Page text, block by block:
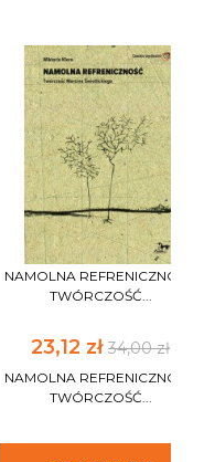
NAMOLNA REFRENICZNOŚĆ
TWÓRCZOŚĆ...
23,12 zł 34,00 zł
NAMOLNA REFRENICZNOŚĆ
TWÓRCZOŚĆ...